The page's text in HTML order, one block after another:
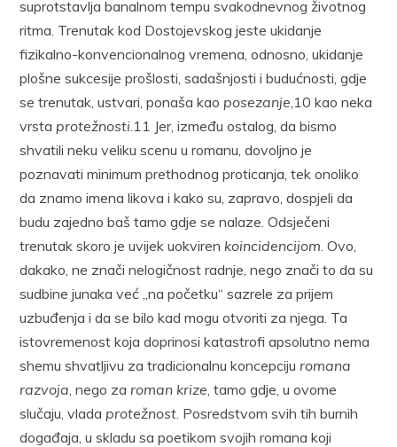
suprotstavlja banalnom tempu svakodnevnog životnog
ritma. Trenutak kod Dostojevskog jeste ukidanje
fizikalno-konvencionalnog vremena, odnosno, ukidanje
plošne sukcesije prošlosti, sadašnjosti i budućnosti, gdje
se trenutak, ustvari, ponaša kao posezanje ,10 kao neka
vrsta protežnosti .11 Jer, između ostalog, da bismo
shvatili neku veliku scenu u romanu, dovoljno je
poznavati minimum prethodnog proticanja, tek onoliko
da znamo imena likova i kako su, zapravo, dospjeli da
budu zajedno baš tamo gdje se nalaze. Odsječeni
trenutak skoro je uvijek uokviren koincidencijom . Ovo,
dakako, ne znači nelogičnost radnje, nego znači to da su
sudbine junaka već „na početku“ sazrele za prijem
uzbuđenja i da se bilo kad mogu otvoriti za njega. Ta
istovremenost koja doprinosi katastrofi apsolutno nema
shemu shvatljivu za tradicionalnu koncepciju romana
razvoja , nego za roman krize , tamo gdje, u ovome
slučaju, vlada protežnost . Posredstvom svih tih burnih
događaja, u skladu sa poetikom svojih romana koji